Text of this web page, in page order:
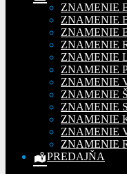
ZNAMENIE
ZNAMENIE
ZNAMENIE
ZNAMENIE
ZNAMENIE
ZNAMENIE
ZNAMENIE
ZNAMENIE
ZNAMENIE
ZNAMENIE
ZNAMENIE
ZNAMENIE
PREDAJŇA